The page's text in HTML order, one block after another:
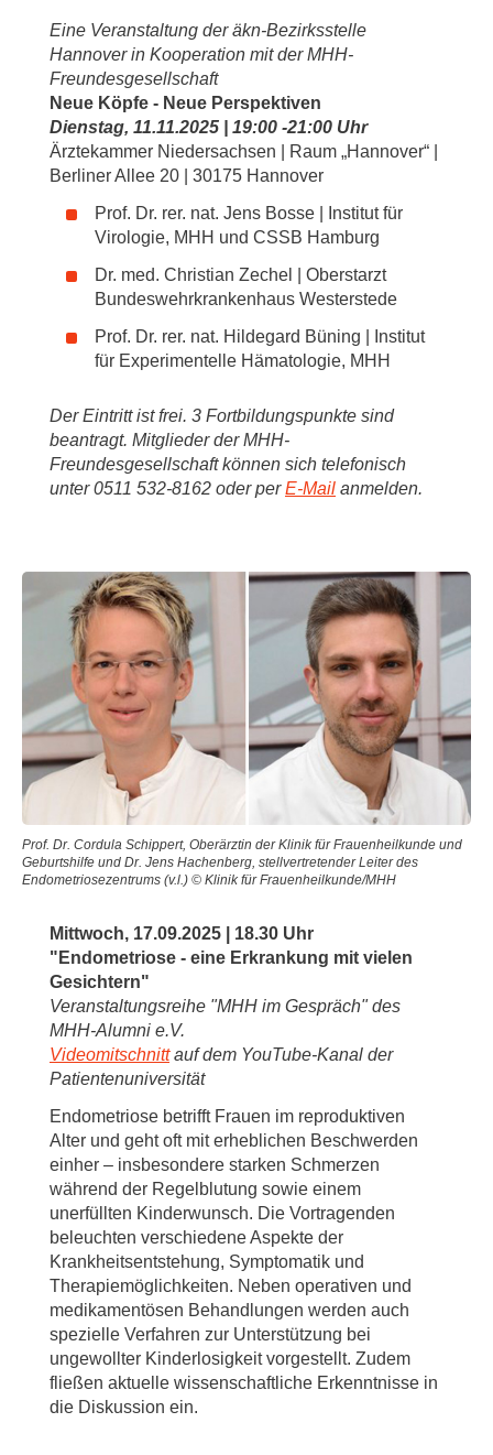
Eine Veranstaltung der äkn-Bezirksstelle
Hannover in Kooperation mit der MHH-
Freundesgesellschaft
Neue Köpfe - Neue Perspektiven
Dienstag, 11.11.2025 | 19:00 -21:00 Uhr
Ärztekammer Niedersachsen | Raum „Hannover“ |
Berliner Allee 20 | 30175 Hannover
Prof. Dr. rer. nat. Jens Bosse | Institut für
Virologie, MHH und CSSB Hamburg
Dr. med. Christian Zechel | Oberstarzt
Bundeswehrkrankenhaus Westerstede
Prof. Dr. rer. nat. Hildegard Büning | Institut
für Experimentelle Hämatologie, MHH
Der Eintritt ist frei. 3 Fortbildungspunkte sind
beantragt. Mitglieder der MHH-
Freundesgesellschaft können sich telefonisch
unter 0511 532-8162 oder perE-Mail anmelden.
Prof. Dr. Cordula Schippert, Oberärztin der Klinik für Frauenheilkunde und
Geburtshilfe und Dr. Jens Hachenberg, stellvertretender Leiter des
Endometriosezentrums (v.l.) © Klinik für Frauenheilkunde/MHH
Mittwoch, 17.09.2025 | 18.30 Uhr
"Endometriose - eine Erkrankung mit vielen
Gesichtern"
Veranstaltungsreihe "MHH im Gespräch" des
MHH-Alumni e.V.
Videomitschnittauf dem YouTube-Kanal der
Patientenuniversität
Endometriose betrifft Frauen im reproduktiven
Alter und geht oft mit erheblichen Beschwerden
einher – insbesondere starken Schmerzen
während der Regelblutung sowie einem
unerfüllten Kinderwunsch. Die Vortragenden
beleuchten verschiedene Aspekte der
Krankheitsentstehung, Symptomatik und
Therapiemöglichkeiten. Neben operativen und
medikamentösen Behandlungen werden auch
spezielle Verfahren zur Unterstützung bei
ungewollter Kinderlosigkeit vorgestellt. Zudem
fließen aktuelle wissenschaftliche Erkenntnisse in
die Diskussion ein.